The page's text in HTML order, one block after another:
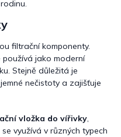
filtrační komponenty.
používá jako moderní
Stejně důležitá je
nečistoty a zajišťuje
vložka do vířivky,
se využívá v různých typech